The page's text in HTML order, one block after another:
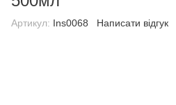
Артикул: Ins0068 Написати відгук